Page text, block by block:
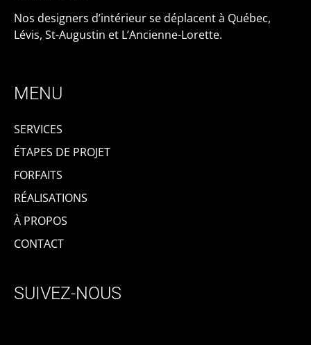
Nos designers d’intérieur se déplacent à Québec,
Lévis, St-Augustin et L’Ancienne-Lorette.
MENU
SERVICES
ÉTAPES DE PROJET
FORFAITS
RÉALISATIONS
À PROPOS
CONTACT
SUIVEZ-NOUS